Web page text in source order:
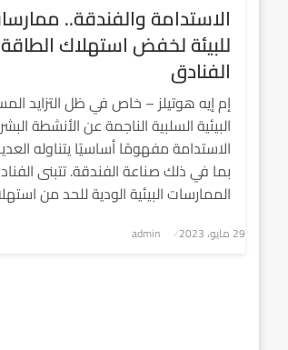
الاستدامة والفندقة..
للبيئة لخفض استهلاك
الفنادق
إم إيه هوتيلز – خاص في ظل التزايد
البيئية السلبية الناجمة عن الأنشطة
الاستدامة مفهومًا أساسيًا يتناوله
بما في ذلك صناعة الفندقة. تتبنى
الممارسات البيئية الودية للحد من
نُشر
29 مايو، 2023 admin